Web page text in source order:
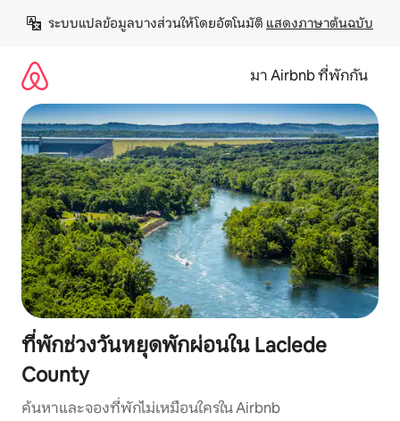
เนื้อหา
ระบบแปลข้อมูลบางส่วนให้โดยอัตโนมัติ แสดงภาษาต้นฉบับ
มา Airbnb ที่พักกัน
ที่พักช่วงวันหยุดพักผ่อนใน Laclede
County
ค้นหาและจองที่พักไม่เหมือนใครใน Airbnb